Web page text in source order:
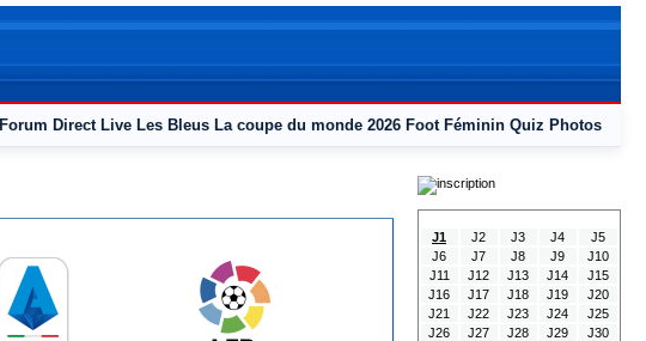
Forum Direct Live Les Bleus La coupe du monde 2026 Foot Féminin Quiz Photos
J1
J2 J3 J4
J5
J6
J7 J8 J9
J10
J11
J12 J13 J14
J15
J16
J17 J18 J19
J20
J21
J22 J23 J24
J25
J26
J27 J28 J29
J30